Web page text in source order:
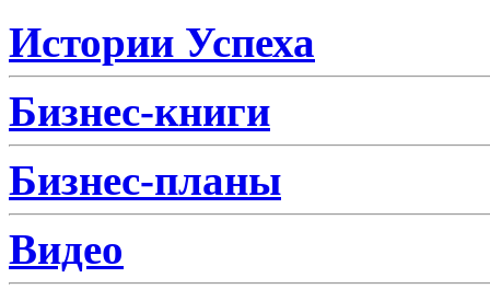
Истории Успеха
Бизнес-книги
Бизнес-планы
Видео